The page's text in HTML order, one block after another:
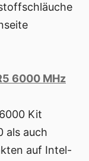
6000 MHz
Kit
als auch
auf Intel-